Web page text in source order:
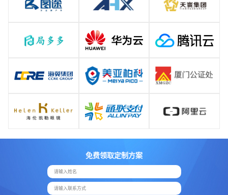
免费领取定制方案
请输入姓名
请输入联系方式